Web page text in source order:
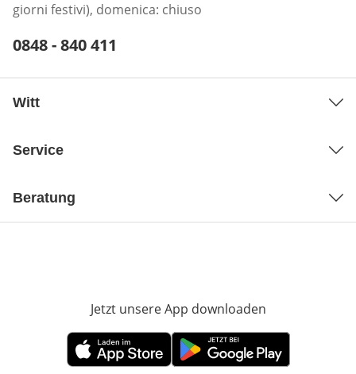
giorni festivi), domenica: chiuso
Telefonnummer:
0848 - 840 411
Witt
Service
Beratung
Jetzt unsere App downloaden
Öffnet in neuem FensterÖffnet in neuem Fenster